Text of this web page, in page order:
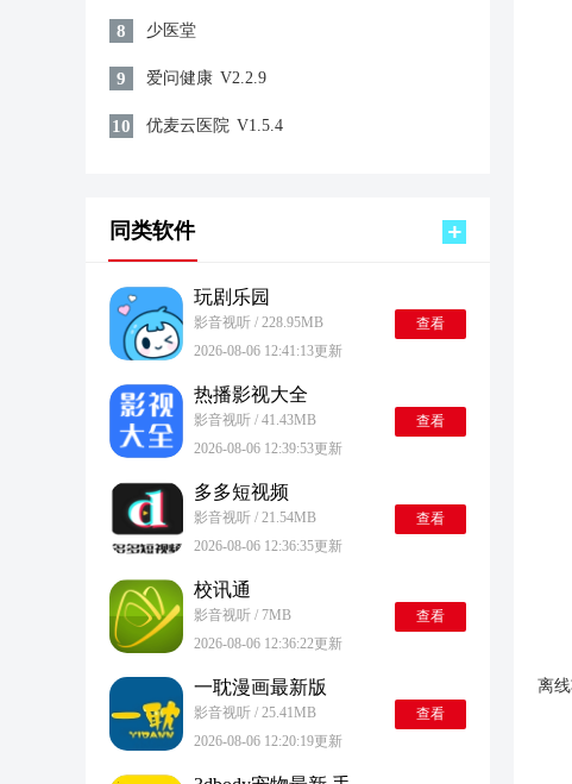
8 少医堂
9 爱问健康 V2.2.9
10 优麦云医院 V1.5.4
同类软件
玩剧乐园
影音视听 / 228.95MB
2026-08-06 12:41:13更新
查看
热播影视大全
影音视听 / 41.43MB
2026-08-06 12:39:53更新
查看
多多短视频
影音视听 / 21.54MB
2026-08-06 12:36:35更新
查看
校讯通
影音视听 / 7MB
2026-08-06 12:36:22更新
查看
一耽漫画最新版
影音视听 / 25.41MB
2026-08-06 12:20:19更新
查看
离